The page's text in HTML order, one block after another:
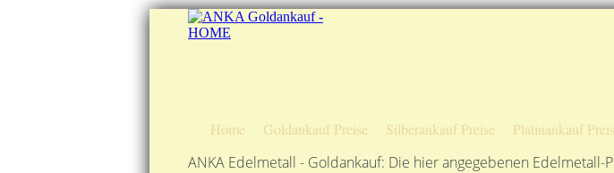
Home Goldankauf Preise Silberankauf Preise Platinankauf
ANKA Edelmetall - Goldankauf: Die hier angegebenen